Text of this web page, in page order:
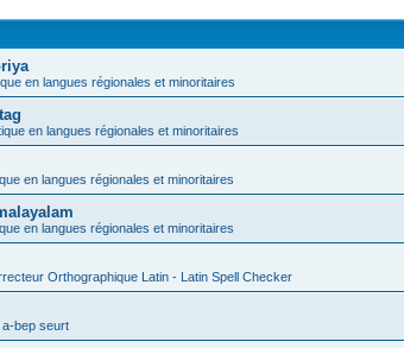
en langues régionales et minoritaires
en langues régionales et minoritaires
en langues régionales et minoritaires
en langues régionales et minoritaires
Orthographique Latin - Latin Spell Checker
bep seurt